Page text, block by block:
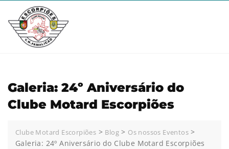
Galeria: 24º Aniversário do
Clube Motard Escorpiões
Clube Motard Escorpiões > Blog > Os nossos Eventos >
Galeria: 24º Aniversário do Clube Motard Escorpiões